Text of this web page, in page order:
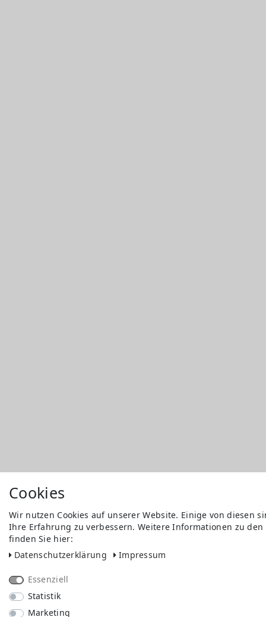
Cookies
Wir nutzen Cookies auf unserer Website. Einige von diesen
Ihre Erfahrung zu verbessern. Weitere Informationen zu
finden Sie hier:
Daten­schutz­erklärung
Impressum
Essenziell
Statistik
Marketing